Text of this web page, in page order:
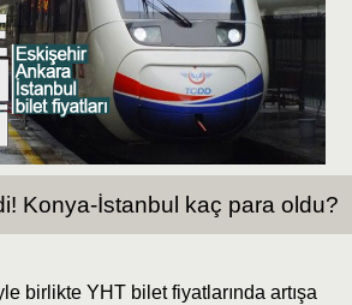
Konya-İstanbul kaç para oldu?
birlikte YHT bilet fiyatlarında artışa